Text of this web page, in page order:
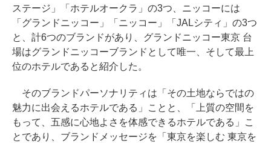
ステージ」「ホテルオークラ」の3つ、ニッコーには
「グランドニッコー」「ニッコー」「JALシティ」の3つ
と、計6つのブランドがあり、グランドニッコー東京 台
場はグランドニッコーブランドとして唯一、そして最上
位のホテルであると紹介した。
そのブランドパーソナリティは「その土地ならではの
魅力に出会えるホテルである」ことと、「上質の空間を
もって、五感に心地よさを体感できるホテルである」こ
とであり、ブランドメッセージを「東京を楽しむ 東京を